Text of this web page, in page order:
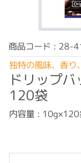
商品コード : 28-
独特の風味、香り
ドリップ
120袋
内容量 : 10g×120